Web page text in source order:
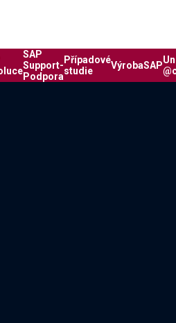
SAP
Support-
Podpora
Případové
studie
VýrobaSAP